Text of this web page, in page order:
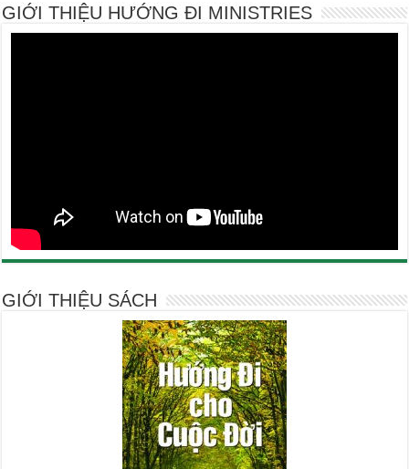
GIỚI THIỆU HƯỚNG ĐI MINISTRIES
GIỚI THIỆU SÁCH